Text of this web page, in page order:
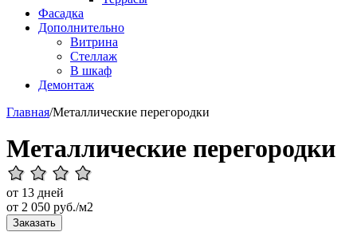
Фасадка
Дополнительно
Витрина
Стеллаж
В шкаф
Демонтаж
Главная/Металлические перегородки
Металлические перегородки
от 13 дней
от 2 050 руб./м2
Заказать